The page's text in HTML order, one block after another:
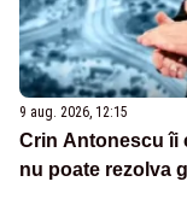
9 aug. 2026, 12:15
Crin Antonescu îi
nu poate rezolva